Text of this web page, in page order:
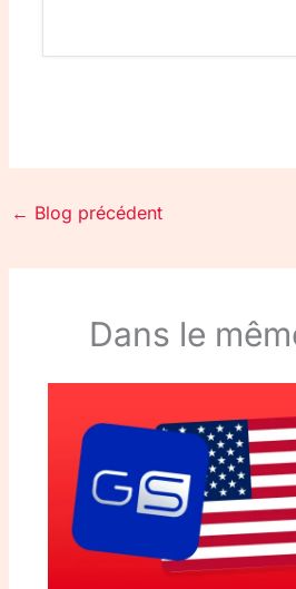
← Blog précédent
Dans le